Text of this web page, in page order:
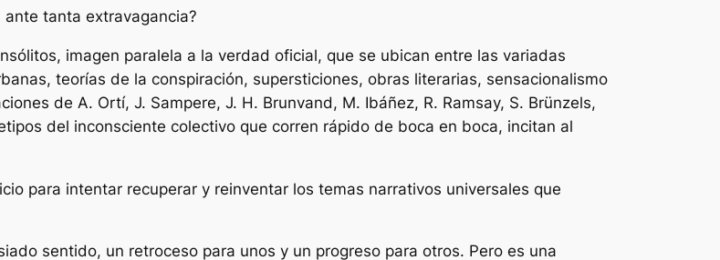
tanta extravagancia?
imagen paralela a la verdad oficial, que se ubican entre las variadas
teorías de la conspiración, supersticiones, obras literarias, sensacionalismo
de A. Ortí, J. Sampere, J. H. Brunvand, M. Ibáñez, R. Ramsay, S. Brünzels,
del inconsciente colectivo que corren rápido de boca en boca, incitan al
para intentar recuperar y reinventar los temas narrativos universales que
sentido, un retroceso para unos y un progreso para otros. Pero es una